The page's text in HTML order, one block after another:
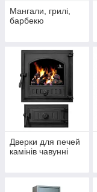
Мангали, грилі,
барбекю
Дверки для печей
камінів чавунні